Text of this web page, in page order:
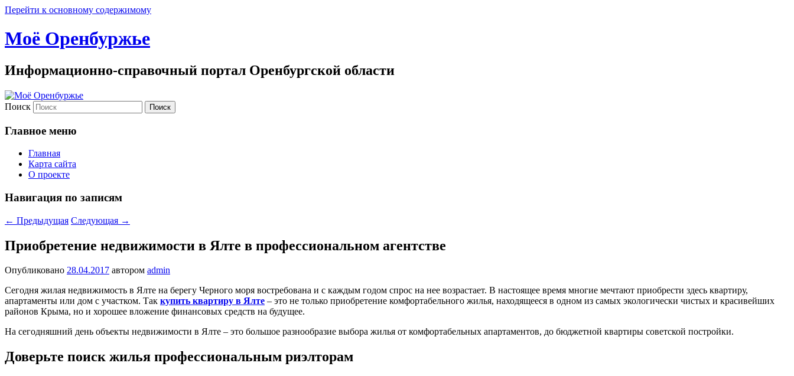
Перейти к основному содержимому
Моё Оренбуржье
Информационно-справочный портал Оренбургской области
Поиск
Главное меню
Главная
Карта сайта
О проекте
Навигация по записям
← Предыдущая Следующая →
Приобретение недвижимости в Ялте в профессиональном агентстве
Опубликовано 28.04.2017 автором admin
Сегодня жилая недвижимость в Ялте на берегу Черного моря востребована и с каждым годом спрос на нее возрастает. В настоящее время многие мечтают приобрести здесь квартиру,
апартаменты или дом с участком. Так купить квартиру в Ялте – это не только приобретение комфортабельного жилья, находящееся в одном из самых экологически чистых и красивейших
районов Крыма, но и хорошее вложение финансовых средств на будущее.
На сегодняшний день объекты недвижимости в Ялте – это большое разнообразие выбора жилья от комфортабельных апартаментов, до бюджетной квартиры советской постройки.
Доверьте поиск жилья профессиональным риэлторам